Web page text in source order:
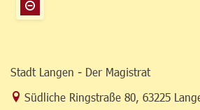
Stadt Langen - Der Magistrat
Link zur Google-Maps Navigation
Südliche Ringstraße 80, 63225